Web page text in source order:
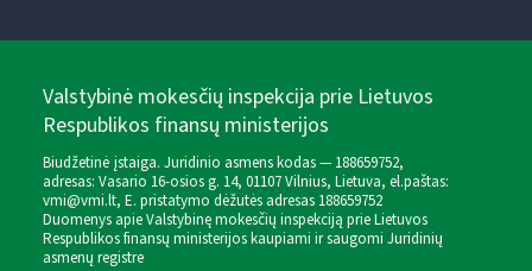
Valstybinė mokesčių inspekcija prie Lietuvos
Respublikos finansų ministerijos
Biudžetinė įstaiga. Juridinio asmens kodas — 188659752,
adresas: Vasario 16-osios g. 14, 01107 Vilnius, Lietuva, el.paštas:
vmi@vmi.lt, E. pristatymo dėžutės adresas 188659752
Duomenys apie Valstybinę mokesčių inspekciją prie Lietuvos
Respublikos finansų ministerijos kaupiami ir saugomi Juridinių
asmenų registre